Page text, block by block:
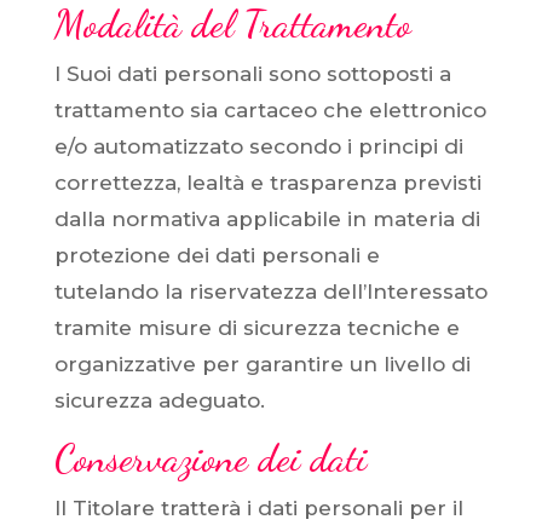
Modalità del Trattamento
I Suoi dati personali sono sottoposti a
trattamento sia cartaceo che elettronico
e/o automatizzato secondo i principi di
correttezza, lealtà e trasparenza previsti
dalla normativa applicabile in materia di
protezione dei dati personali e
tutelando la riservatezza dell’Interessato
tramite misure di sicurezza tecniche e
organizzative per garantire un livello di
sicurezza adeguato.
Conservazione dei dati
Il Titolare tratterà i dati personali per il